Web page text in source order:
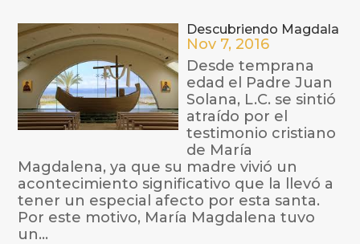
Descubriendo Magdala
Nov 7, 2016
Desde temprana
edad el Padre Juan
Solana, L.C. se sintió
atraído por el
testimonio cristiano
de María
Magdalena, ya que su madre vivió un
acontecimiento significativo que la llevó a
tener un especial afecto por esta santa.
Por este motivo, María Magdalena tuvo
un...